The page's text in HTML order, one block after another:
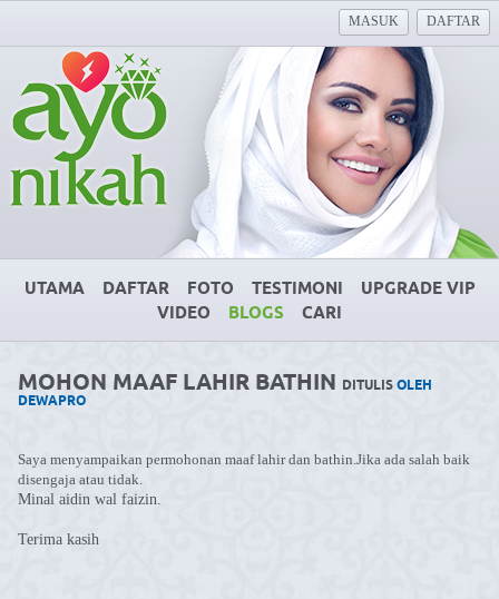
MASUK DAFTAR
UTAMA DAFTAR FOTO TESTIMONI
UPGRADE VIP
VIDEO
BLOGS CARI
MOHON MAAF LAHIR BATHIN DITULISOLEH
DEWAPRO
Saya menyampaikan permohonan maaf lahir dan bathin.Jika ada salah baik
disengaja atau tidak.
Minal aidin wal faizin.
Terima kasih